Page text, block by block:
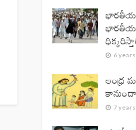
భారతీయ
భారతీయ
6
ఆంధ్ర
7